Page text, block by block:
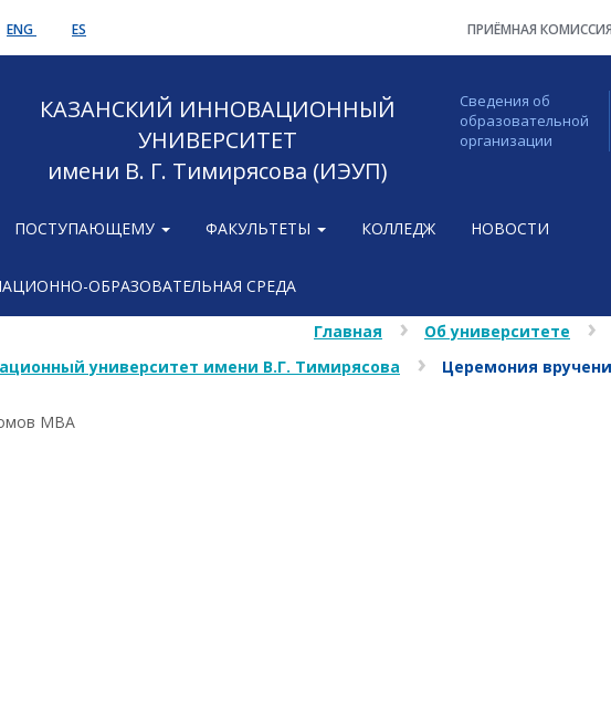
ENG ES ПРИЁМНАЯ КОМИССИЯ
КАЗАНСКИЙ ИННОВАЦИОННЫЙ
УНИВЕРСИТЕТ
имени В. Г. Тимирясова (ИЭУП)
Сведения об
образовательной
организации
ПОСТУПАЮЩЕМУ ФАКУЛЬТЕТЫ КОЛЛЕДЖ НОВОСТИ
ОБРАЗОВАТЕЛЬНАЯ СРЕДА
Главная Об университете
университет имени В.Г. Тимирясова
Церемония
MBA